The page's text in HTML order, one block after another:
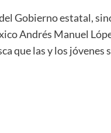
Gobierno estatal,
Andrés Manuel
que las y los jóvenes